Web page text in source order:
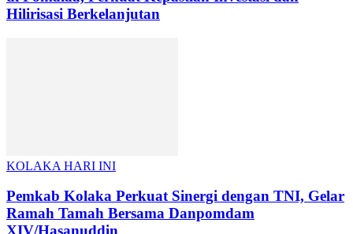
Hilirisasi Berkelanjutan
KOLAKA HARI INI
Pemkab Kolaka Perkuat Sinergi dengan TNI, Gelar
Ramah Tamah Bersama Danpomdam
XIV/Hasanuddin